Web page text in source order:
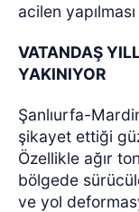
acilen
VATANDAŞ
YAKINIYOR
Şanlıurfa-
şikayet ettiği
Özellikle ağır
bölgede
ve yol